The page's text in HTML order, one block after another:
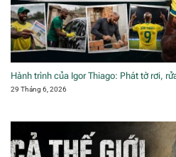
Hành trình của Igor Thiago: Phát tờ rơi,
29 Tháng 6, 2026